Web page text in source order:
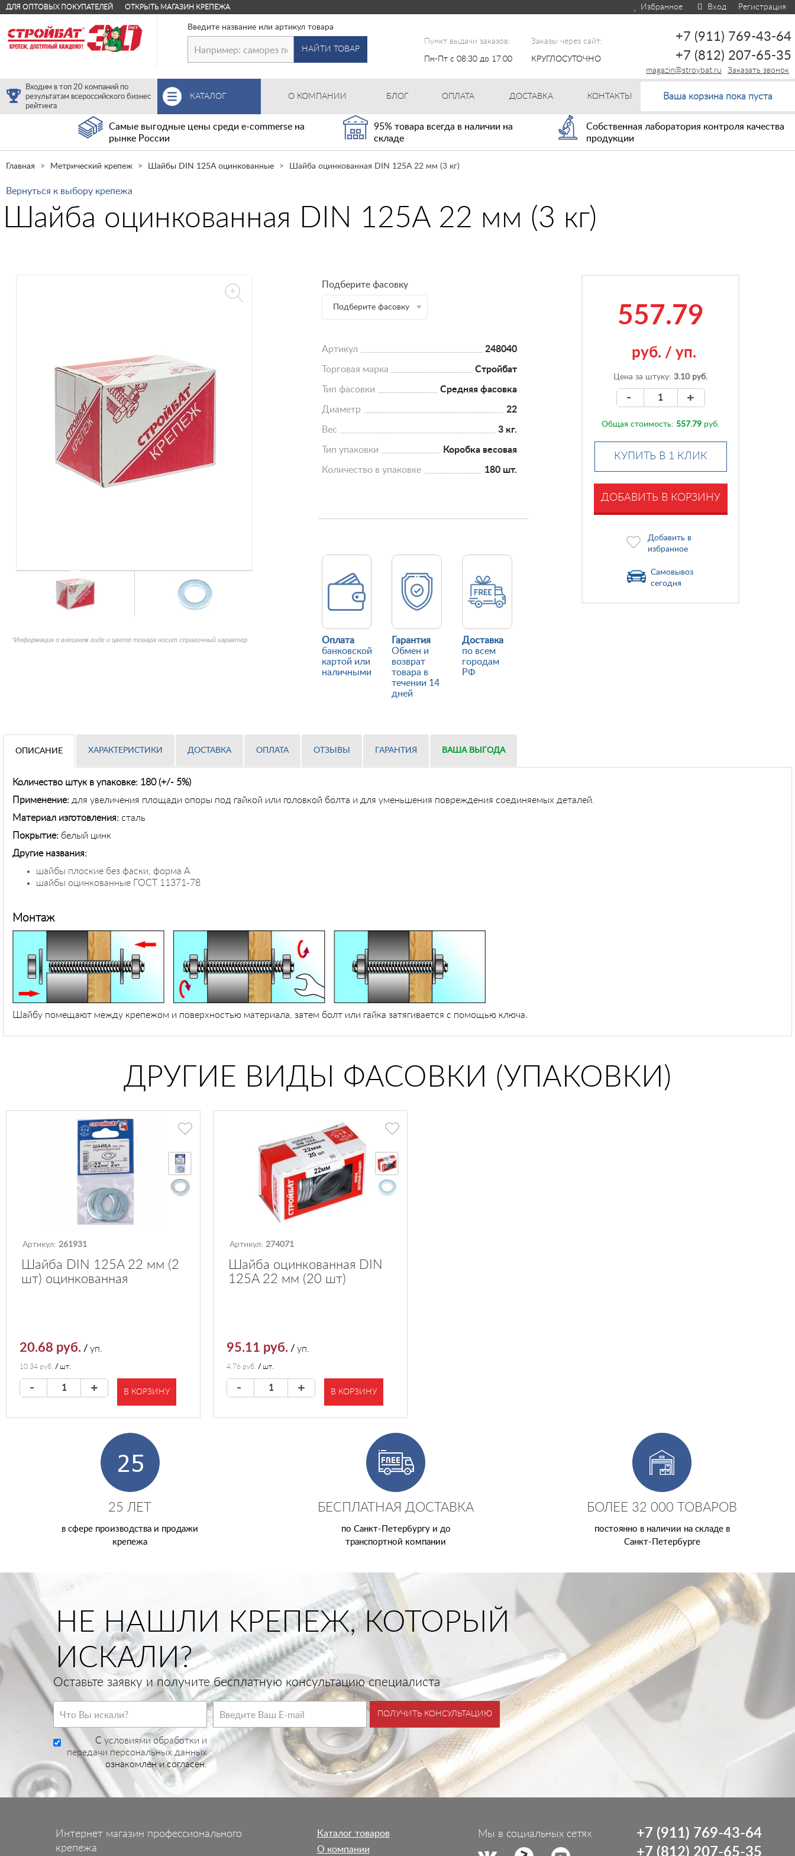
ДЛЯ ОПТОВЫХ ПОКУПАТЕЛЕЙ ОТКРЫТЬ МАГАЗИН КРЕПЕЖА Избранное Вход Регистрация
Введите название или артикул товара
НАЙТИ ТОВАР
Пункт выдачи заказов:
Пн-Пт с 08:30 до 17:00
Заказы через сайт:
КРУГЛОСУТОЧНО
+7 (911) 769-43-64
+7 (812) 207-65-35
Заказать звонок
magazin@stroybat.ru
Входим в топ 20 компаний по
результатам всероссийского бизнес
рейтинга
КАТАЛОГ О КОМПАНИИ БЛОГ ОПЛАТА ДОСТАВКА КОНТАКТЫ Ваша корзина пока пуста
Самые выгодные цены среди e-commerse на
рынке России
95% товара всегда в наличии на
складе
Собственная лаборатория контроля качества
продукции
Главная Метрический крепеж Шайбы DIN 125А оцинкованные Шайба оцинкованная DIN 125A 22 мм (3 кг)
Вернуться к выбору крепежа
Шайба оцинкованная DIN 125A 22 мм (3 кг)
*Информация о внешнем виде и цвете товара носит справочный характер
Подберите фасовку
Подберите фасовку
Артикул 248040
Торговая марка Стройбат
Тип фасовки Средняя фасовка
Диаметр 22
Вес 3 кг.
Тип упаковки Коробка весовая
Количество в упаковке 180 шт.
Оплата
банковской
картой или
наличными
Гарантия
Обмен и
возврат
товара в
течении 14
дней
Доставка
по всем
городам
РФ
557.79
руб. / уп.
Цена за штуку:3.10 руб.
- +
Общая стоимость:557.79 руб.
КУПИТЬ В 1 КЛИК
ДОБАВИТЬ В КОРЗИНУ
Добавить в
избранное
Самовывоз
сегодня
ОПИСАНИЕ ХАРАКТЕРИСТИКИ ДОСТАВКА ОПЛАТА ОТЗЫВЫ ГАРАНТИЯ ВАША ВЫГОДА
Количество штук в упаковке: 180 (+/- 5%)
Применение: для увеличения площади опоры под гайкой или головкой болта и для уменьшения повреждения соединяемых деталей.
Материал изготовления: сталь
Покрытие: белый цинк
Другие названия:
шайбы плоские без фаски, форма А
шайбы оцинкованные ГОСТ 11371-78
Монтаж
Шайбу помещают между крепежом и поверхностью материала, затем болт или гайка затягивается с помощью ключа.
ДРУГИЕ ВИДЫ ФАСОВКИ (УПАКОВКИ)
Артикул:261931
Шайба DIN 125A 22 мм (2
шт) оцинкованная
20.68 руб. /уп.
10.34 руб. / шт.
- + В КОРЗИНУ
Артикул:274071
Шайба оцинкованная DIN
125A 22 мм (20 шт)
95.11 руб. /уп.
4.76 руб. / шт.
- + В КОРЗИНУ
25 ЛЕТ
в сфере производства и продажи
крепежа
БЕСПЛАТНАЯ ДОСТАВКА
по Санкт-Петербургу и до
транспортной компании
БОЛЕЕ 32 000 ТОВАРОВ
постоянно в наличии на складе в
Санкт-Петербурге
НЕ НАШЛИ КРЕПЕЖ, КОТОРЫЙ
ИСКАЛИ?
Оставьте заявку и получите бесплатную консультацию специалиста
C условиями обработки и
передачи персональных данных
ознакомлен и согласен.
ПОЛУЧИТЬ КОНСУЛЬТАЦИЮ
Интернет магазин профессионального
крепежа
Каталог товаров
О компании
Мы в социальных сетях
+7 (911) 769-43-64
+7 (812) 207-65-35